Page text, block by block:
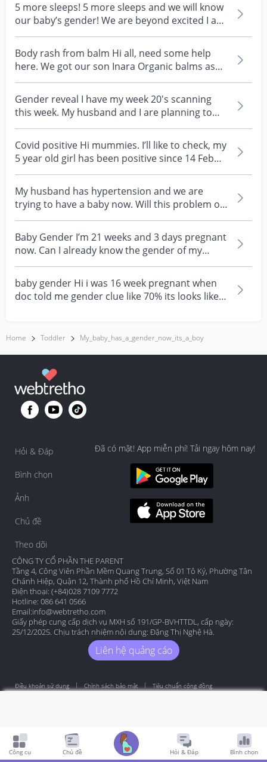
5 more sleeps! 5 more sleeps and we will know
our baby’s gender! We are beyond excited I am
not quit...
Body rash from balm Hi all, need some help
here. We got our son Inara Organic balms as
recommended b...
Gender reveal I have my week 20's scanning
this week. My husband and I are planning to
keep a gender...
Covid positive Hi mummies. I’ll like to check, my
5 year old girl has been positive since 14 Feb
and...
My husband has hypertension and we are
trying to have a baby now. Will this problem of
his affect m...
Baby Gender I’m 21 weeks and 3 days pregnant
now. Can I already know the gender of my
baby? Planning...
baby gender Hi i was 16 week pregnant when
doc told me gender clue like 70% its looks like a
Home Toddler My_baby_has_a_gender_now_its_a_boy
Hỏi & Đáp
Bình chọn
Ảnh
Chủ đề
Theo dõi
Đã có mặt! App miễn phí! Tải ngay hôm nay!
CÔNG TY CỔ PHẦN THE PARENT
Tầng 4, Công Viên Phần Mềm Quang Trung, Số 01 Tô Ký, Phường Tân
Chánh Hiệp, Quận 12, Thành phố Hồ Chí Minh, Việt Nam
Điện thoại: (+84)028 7109 7772
Hotline: 086 641 0566
Email:info@webtretho.com
Giấy phép cung cấp dịch vụ MXH số 191/GP-BVHTTDL, cấp ngày:
25/12/2025. Chịu trách nhiệm nội dung: Đặng Thị Nghệ Hà.
Liên hệ quảng cáo
Điều khoản sử dụng Chính sách bảo mật Tiêu chuẩn cộng đồng
Công cụ Chủ đề Hỏi & Đáp Bình chọn